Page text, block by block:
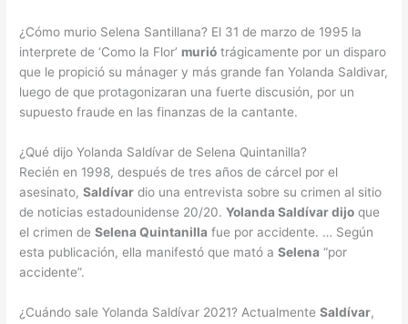
¿Cómo murio Selena Santillana? El 31 de marzo de 1995 la
interprete de ‘Como la Flor’ murió trágicamente por un disparo
que le propició su mánager y más grande fan Yolanda Saldivar,
luego de que protagonizaran una fuerte discusión, por un
supuesto fraude en las finanzas de la cantante.
¿Qué dijo Yolanda Saldívar de Selena Quintanilla?
Recién en 1998, después de tres años de cárcel por el
asesinato,Saldívar dio una entrevista sobre su crimen al sitio
de noticias estadounidense 20/20.Yolanda Saldívar dijo que
el crimen deSelena Quintanilla fue por accidente. … Según
esta publicación, ella manifestó que mató aSelena “por
accidente”.
¿Cuándo sale Yolanda Saldívar 2021? ActualmenteSaldívar,